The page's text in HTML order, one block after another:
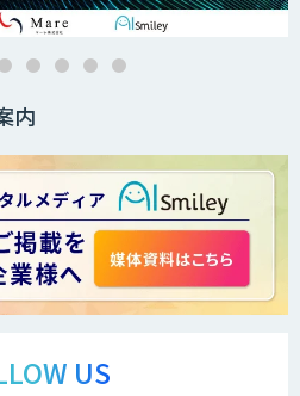
シリーズ
Forecasting
チェーンの計画業務最適化サー
内
US